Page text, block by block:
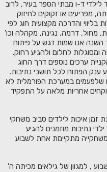
לילדי ד-ו מבתי הספר בעיר, לרוב
מפריעים או זקוקים לחיזוק
בליווי והדרכה מקצועית חוג לפי
מחול, דרמה, נגינה, מקהלה וכו'
השנה אנו שמות דגש על פיתוח
לחלום ולהגיע רחוק.
ערכים נוספים דרך החוג
ענק הפתוח לכל תושבי נתיבות.
במערכת הפורמלית לא
אחריות מלאה על התפקיד
זמן איכות לילדים סביב משחקי
נתיבות מוזמנים להגיע
מתקיימת אחת לשבוע
, למגוון של גילאים מכיתה ה'